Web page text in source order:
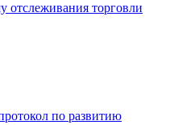
отслеживания торговли
по развитию